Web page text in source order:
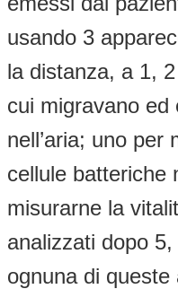
usando 3
la distanza, a 1,
cui migravano ed
nell’aria; uno per
cellule batteriche
misurarne la
analizzati dopo
ognuna di